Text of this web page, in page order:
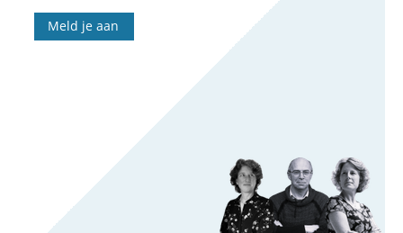
Meld je aan